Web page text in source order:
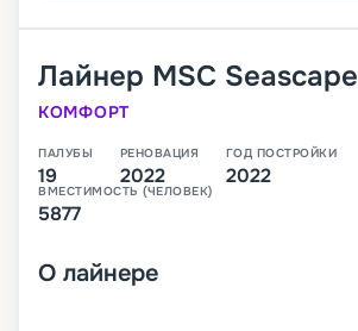
Лайнер MSC Seascape
КОМФОРТ
ПАЛУБЫ
19
РЕНОВАЦИЯ
2022
ГОД ПОСТРОЙКИ
2022
ВМЕСТИМОСТЬ (ЧЕЛОВЕК)
5877
О лайнере